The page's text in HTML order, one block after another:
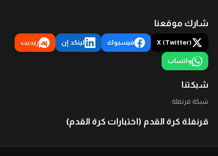
شارك موقعنا
X (Twitter) فيسبوك لينكد إن ريديت
واتساب
شبكتنا
شبكة قرنفلة
قرنفلة كرة القدم (اختبارات كرة القدم)